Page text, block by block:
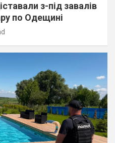
з-під завалів
по Одещині